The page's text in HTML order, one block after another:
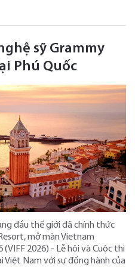
sỹ Grammy
Phú Quốc
đầu thế giới đã chính thức
mở màn Vietnam
2026) - Lễ hội và Cuộc thi
Việt Nam với sự đồng hành của